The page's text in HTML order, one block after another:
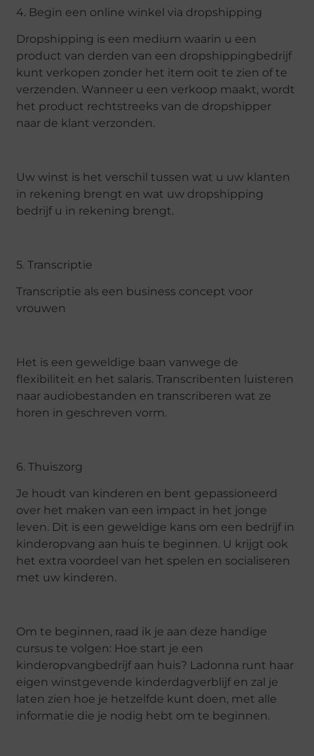
4. Begin een online winkel via dropshipping
Dropshipping is een medium waarin u een
product van derden van een dropshippingbedrijf
kunt verkopen zonder het item ooit te zien of te
verzenden. Wanneer u een verkoop maakt, wordt
het product rechtstreeks van de dropshipper
naar de klant verzonden.
Uw winst is het verschil tussen wat u uw klanten
in rekening brengt en wat uw dropshipping
bedrijf u in rekening brengt.
5. Transcriptie
Transcriptie als een business concept voor
vrouwen
Het is een geweldige baan vanwege de
flexibiliteit en het salaris. Transcribenten luisteren
naar audiobestanden en transcriberen wat ze
horen in geschreven vorm.
6. Thuiszorg
Je houdt van kinderen en bent gepassioneerd
over het maken van een impact in het jonge
leven. Dit is een geweldige kans om een bedrijf in
kinderopvang aan huis te beginnen. U krijgt ook
het extra voordeel van het spelen en socialiseren
met uw kinderen.
Om te beginnen, raad ik je aan deze handige
cursus te volgen: Hoe start je een
kinderopvangbedrijf aan huis? Ladonna runt haar
eigen winstgevende kinderdagverblijf en zal je
laten zien hoe je hetzelfde kunt doen, met alle
informatie die je nodig hebt om te beginnen.